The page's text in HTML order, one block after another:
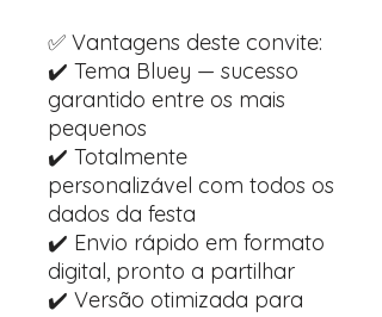
✅ Vantagens deste convite:
✔️ Tema Bluey — sucesso
garantido entre os mais
pequenos
✔️ Totalmente
personalizável com todos os
dados da festa
✔️ Envio rápido em formato
digital, pronto a partilhar
✔️ Versão otimizada para